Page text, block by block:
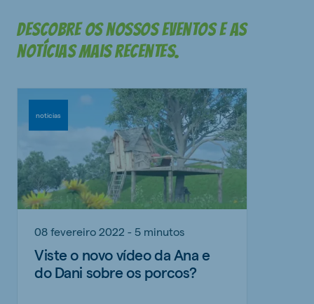
Descobre os nossos eventos e as
notícias mais recentes.
noticias
08 fevereiro 2022 - 5 minutos
Viste o novo vídeo da Ana e
do Dani sobre os porcos?